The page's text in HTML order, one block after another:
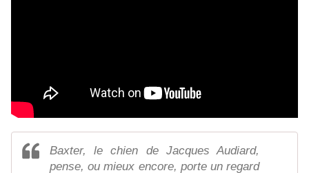
Baxter, le chien de Jacques Audiard,
pense, ou mieux encore, porte un regard